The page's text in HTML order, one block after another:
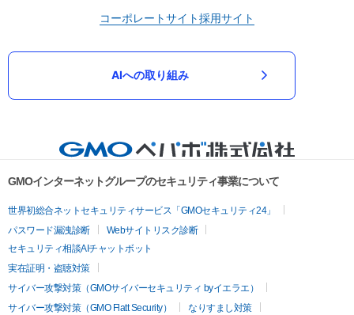
コーポレートサイト採用サイト
AIへの取り組み
GMOインターネットグループのセキュリティ事業について
世界初総合ネットセキュリティサービス「GMOセキュリティ24」
パスワード漏洩診断
Webサイトリスク診断
セキュリティ相談AIチャットボット
実在証明・盗聴対策
サイバー攻撃対策（GMOサイバーセキュリティ byイエラエ）
サイバー攻撃対策（GMO Flatt Security）
なりすまし対策